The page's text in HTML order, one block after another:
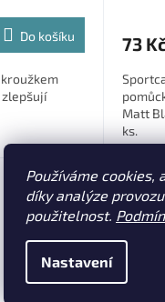
Používáme cookies,
díky analýze
použitelnost.
Nastavení
Do košíku
zlepšují
73
Matt
ks.